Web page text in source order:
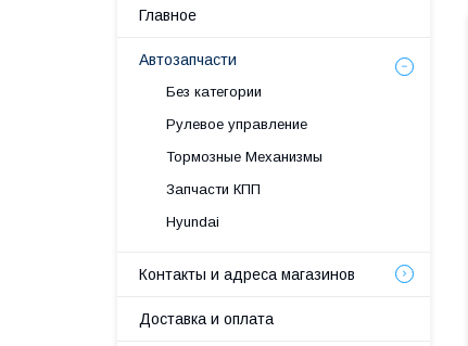
Главное
Автозапчасти
Без категории
Рулевое управление
Тормозные Механизмы
Запчасти КПП
Hyundai
Контакты и адреса магазинов
Доставка и оплата